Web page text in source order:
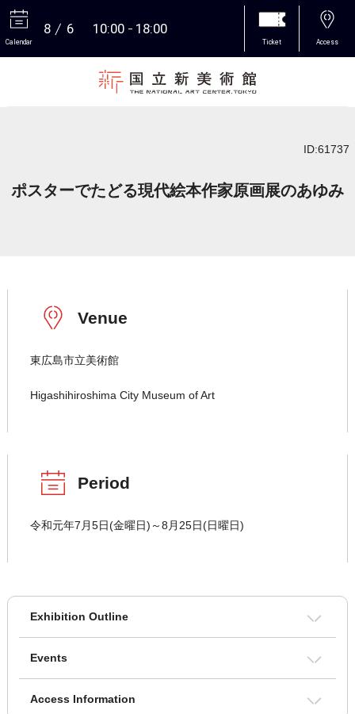
Calendar
8 6 10:00 18:00
Ticket Access
ID:61737
ポスターでたどる現代絵本作家原画展のあゆみ
Venue
東広島市立美術館
Higashihiroshima City Museum of Art
Period
令和元年7月5日(金曜日)～8月25日(日曜日)
Exhibition Outline
Events
Access Information